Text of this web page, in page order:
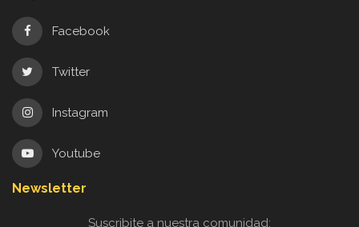
Facebook
Twitter
Instagram
Youtube
Newsletter
Suscribite a nuestra comunidad: